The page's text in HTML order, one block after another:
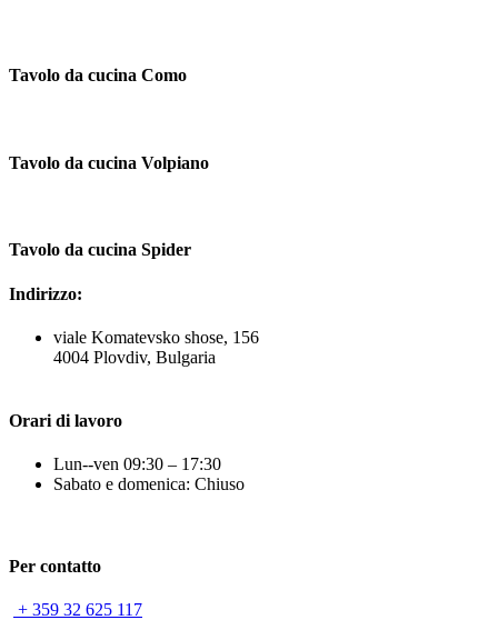
Tavolo da cucina Como
Tavolo da cucina Volpiano
Tavolo da cucina Spider
Indirizzo:
viale Komatevsko shose, 156
4004 Plovdiv, Bulgaria
Orari di lavoro
Lun--ven 09:30 – 17:30
Sabato e domenica: Chiuso
Per contatto
+ 359 32 625 117